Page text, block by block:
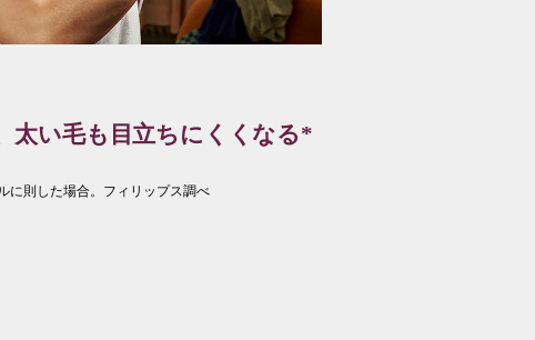
太い毛も目立ちにくくなる*
に則した場合。フィリップス調べ